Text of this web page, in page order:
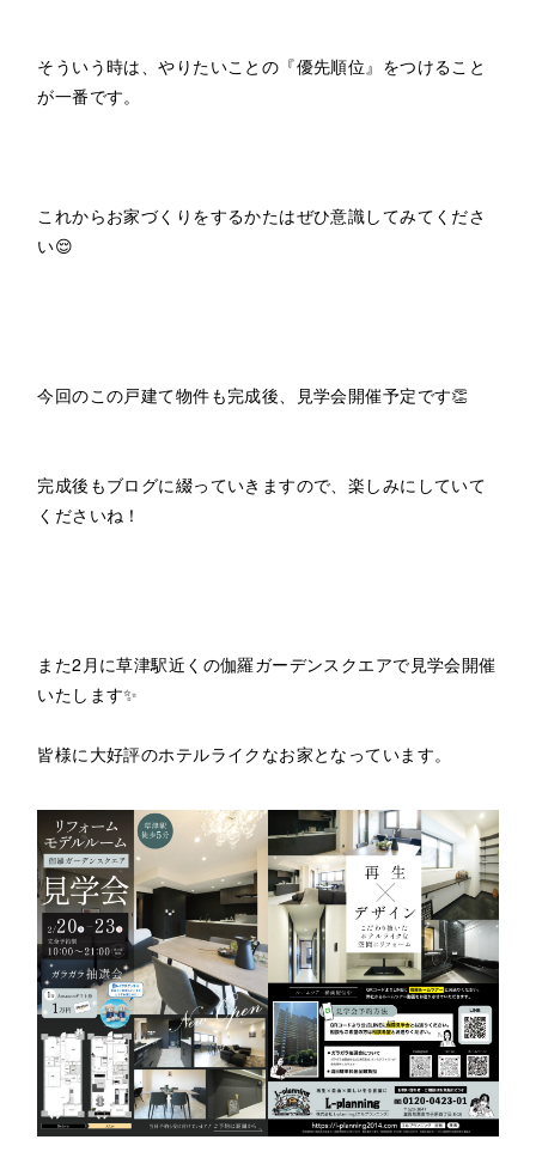
そういう時は、やりたいことの『優先順位』をつけること
が一番です。
これからお家づくりをするかたはぜひ意識してみてくださ
い😌
今回のこの戸建て物件も完成後、見学会開催予定です👏
完成後もブログに綴っていきますので、楽しみにしていて
くださいね！
また2月に草津駅近くの伽羅ガーデンスクエアで見学会開催
いたします✨
皆様に大好評のホテルライクなお家となっています。